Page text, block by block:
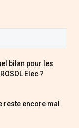
bilan pour les
Elec ?
reste encore mal